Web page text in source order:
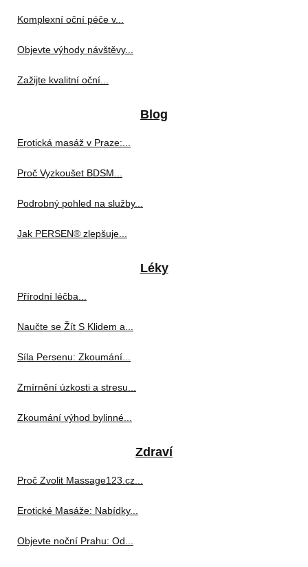
Komplexní oční péče v...
Objevte výhody návštěvy...
Zažijte kvalitní oční...
Blog
Erotická masáž v Praze:...
Proč Vyzkoušet BDSM...
Podrobný pohled na služby...
Jak PERSEN® zlepšuje...
Léky
Přírodní léčba...
Naučte se Žít S Klidem a...
Síla Persenu: Zkoumání...
Zmírnění úzkosti a stresu...
Zkoumání výhod bylinné...
Zdraví
Proč Zvolit Massage123.cz...
Erotické Masáže: Nabídky...
Objevte noční Prahu: Od...